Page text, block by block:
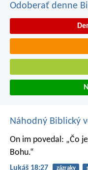
Odoberať denne
Náhodný Biblický
On im povedal: „Čo
Bohu.“
Lukáš 18:27 zázraky